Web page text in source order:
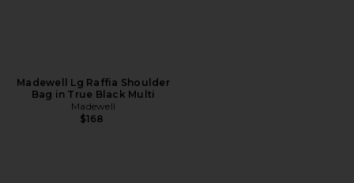
Madewell Lg Raffia Shoulder
Bag in True Black Multi
Madewell
$168